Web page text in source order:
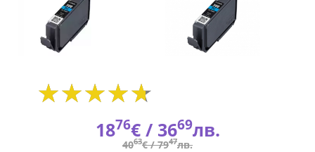
4197C001
|
1876€ / 3669лв.
4063€ /7947лв.